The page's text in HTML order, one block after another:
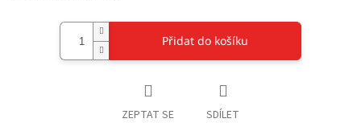
Přidat do košíku
ZEPTAT SE SDÍLET